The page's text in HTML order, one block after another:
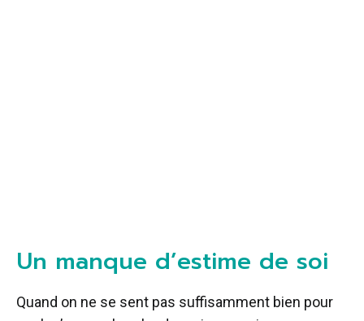
Un manque d’estime de soi
Quand on ne se sent pas suffisamment bien pour